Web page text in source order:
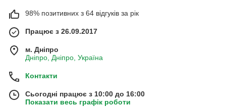
98% позитивних з 64 відгуків за рік
Працює з 26.09.2017
м. Дніпро
Дніпро, Дніпро, Україна
Контакти
Сьогодні працює з 10:00 до 16:00
Показати весь графік роботи